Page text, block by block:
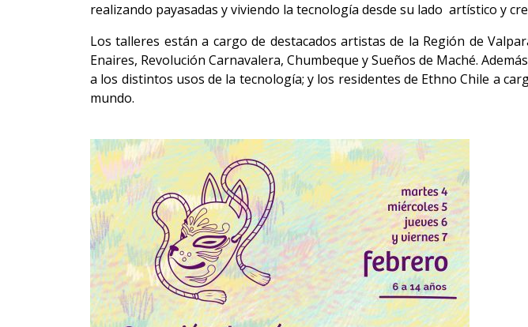
realizando payasadas y viviendo la tecnología desde su lado artístico y
Los talleres están a cargo de destacados artistas de la Región de
Enaires, Revolución Carnavalera, Chumbeque y Sueños de Maché.
a los distintos usos de la tecnología; y los residentes de Ethno Chile a
mundo.